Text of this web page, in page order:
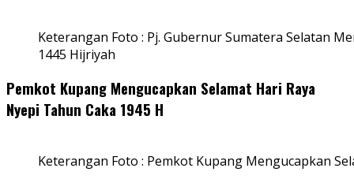
Keterangan Foto : Pj. Gubernur Sumatera Selatan
1445 Hijriyah
Pemkot Kupang Mengucapkan Selamat Hari Raya
Nyepi Tahun Caka 1945 H
Keterangan Foto : Pemkot Kupang Mengucapkan